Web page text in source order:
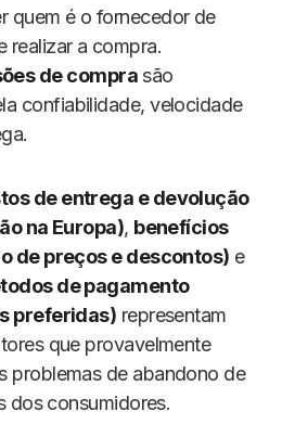
quem é o fornecedor de
realizar a compra.
de comprasão
confiabilidade, velocidade
de entrega e devolução
na Europa), benefícios
de preços e descontos) e
de pagamento
preferidas) representam
que provavelmente
problemas de abandono de
dos consumidores.